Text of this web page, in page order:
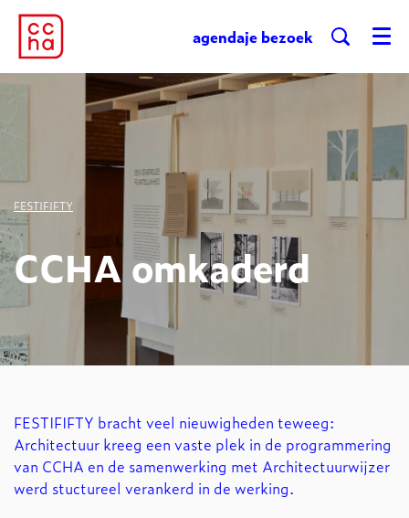
agendaje bezoek Menu
FESTIFIFTY
CCHA omkaderd
FESTIFIFTY bracht veel nieuwigheden teweeg:
Architectuur kreeg een vaste plek in de programmering
van CCHA en de samenwerking met Architectuurwijzer
werd stuctureel verankerd in de werking.
Inzoomen